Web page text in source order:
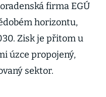
firma EGÚ
horizontu,
Zisk je přitom u
úzce propojený,
sektor.